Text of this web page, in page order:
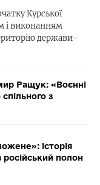
Курської
і виконанням
держави-
Ращук: «Воєнні
з
історія
полон